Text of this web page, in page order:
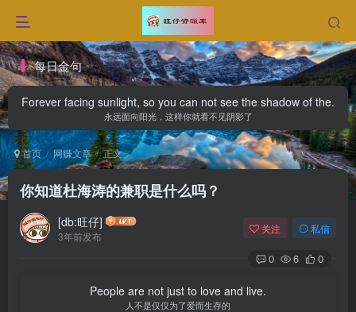
每日金句
Forever facing sunlight, so you can not see the shadow of the.
永远面向阳光，这样你就看不见阴影了
首页 网赚文章 正文
你知道杜海涛的兼职是什么吗？
[db:旺仔]
3年前发布
关注 私信
0 6 0
People are not just to love and live.
人不是仅仅为了爱而生存的